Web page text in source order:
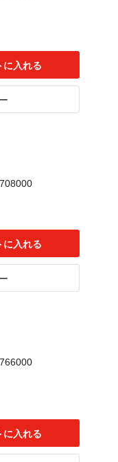
に入れる
に入れる
に入れる